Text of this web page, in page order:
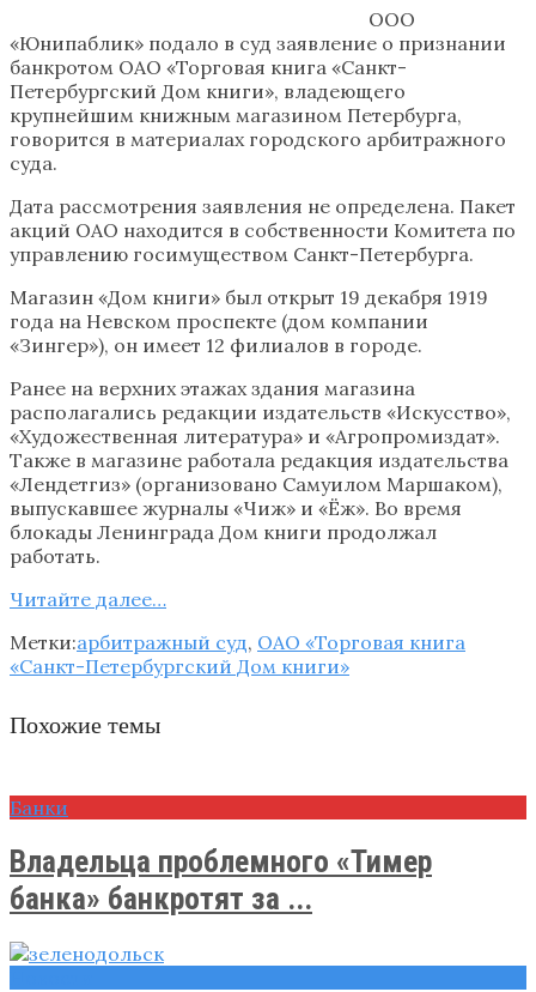
ООО
«Юнипаблик» подало в суд заявление о признании
банкротом ОАО «Торговая книга «Санкт-
Петербургский Дом книги», владеющего
крупнейшим книжным магазином Петербурга,
говорится в материалах городского арбитражного
суда.
Дата рассмотрения заявления не определена. Пакет
акций ОАО находится в собственности Комитета по
управлению госимуществом Санкт-Петербурга.
Магазин «Дом книги» был открыт 19 декабря 1919
года на Невском проспекте (дом компании
«Зингер»), он имеет 12 филиалов в городе.
Ранее на верхних этажах здания магазина
располагались редакции издательств «Искусство»,
«Художественная литература» и «Агропромиздат».
Также в магазине работала редакция издательства
«Лендетгиз» (организовано Самуилом Маршаком),
выпускавшее журналы «Чиж» и «Ёж». Во время
блокады Ленинграда Дом книги продолжал
работать.
Читайте далее…
Метки:арбитражный суд, ОАО «Торговая книга
«Санкт-Петербургский Дом книги»
Похожие темы
Банки
Владельца проблемного «Тимер
банка» банкротят за ...